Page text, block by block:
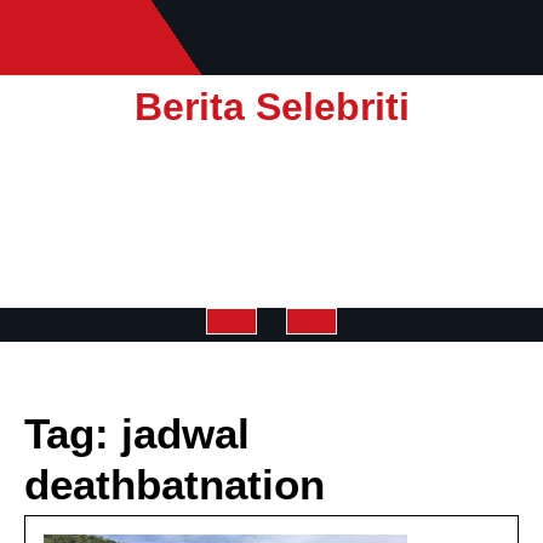
Berita Selebriti
Button
Tag: jadwal
deathbatnation